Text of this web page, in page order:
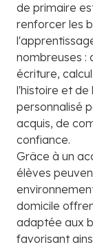
de primaire
renforcer les
nombreuses :
écriture,
l'histoire et de
personnalisé
acquis, de
confiance.
Grâce à un
élèves
domicile
adaptée aux
favorisant